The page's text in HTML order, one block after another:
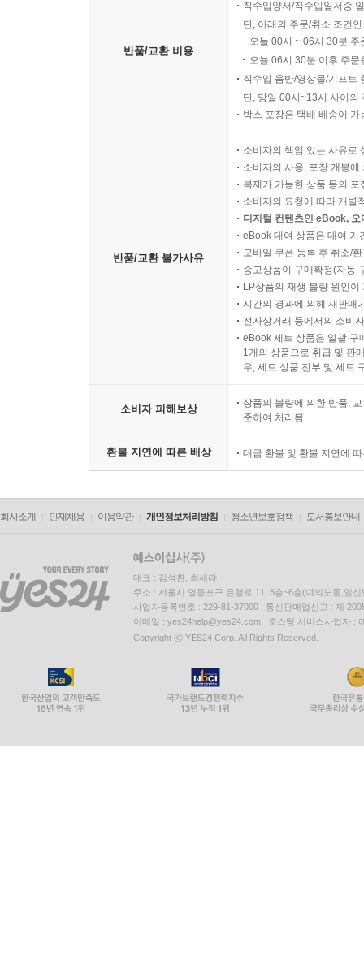
반품/교환 비용
직수입양서/직수입일서중
단, 아래의 주문/취소 조건
오늘 00시 ~ 06시 30분
오늘 06시 30분 이후 주
직수입 음반/영상물/기프트
단, 당일 00시~13시 사이의
박스 포장은 택배 배송이
반품/교환 불가사유
소비자의 책임 있는 사유로
소비자의 사용, 포장 개봉
복제가 가능한 상품 등의
소비자의 요청에 따라 개별
디지털 컨텐츠인 eBook,
eBook 대여 상품은 대여 기
모바일 쿠폰 등록 후 취소/
중고상품이 구매확정(자동
LP상품의 재생 불량 원인
시간의 경과에 의해 재판매
전자상거래 등에서의 소비
eBook 세트 상품은 일괄 구
1개의 상품으로 취급 및 판
우, 세트 상품 전부 및 세트
소비자 피해보상
상품의 불량에 의한 반품,
준하여 처리됨
환불 지연에 따른 배상 대금 환불 및 환불 지연에
회사소개 인재채용 이용약관 개인정보처리방침 청소년보호정책 도서홍보안내
대표 : 김석환, 최세라
주소 : 서울시 영등포구 은행로 11, 5층~6층(여의도동,일신
사업자등록번호 : 229-81-37000 통신판매업신고 : 제
이메일 : yes24help@yes24.com 호스팅 서비스사업자 :
Copyright ⓒ YES24 Corp. All Rights Reserved.